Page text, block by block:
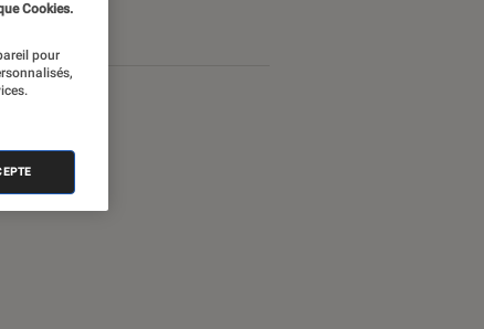
Cookies.
pour